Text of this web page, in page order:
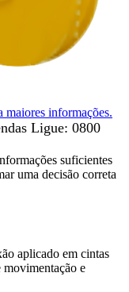
maiores informações.
Ligue: 0800
suficientes
uma decisão correta
aplicado em cintas
movimentação e